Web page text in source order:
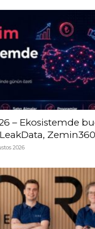
– Ekosistemde
Zemin360
2026